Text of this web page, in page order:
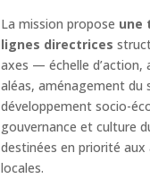
La mission propose une
lignes directrices
axes — échelle d’action,
aléas, aménagement du
développement socio-
gouvernance et culture
destinées en priorité
locales.